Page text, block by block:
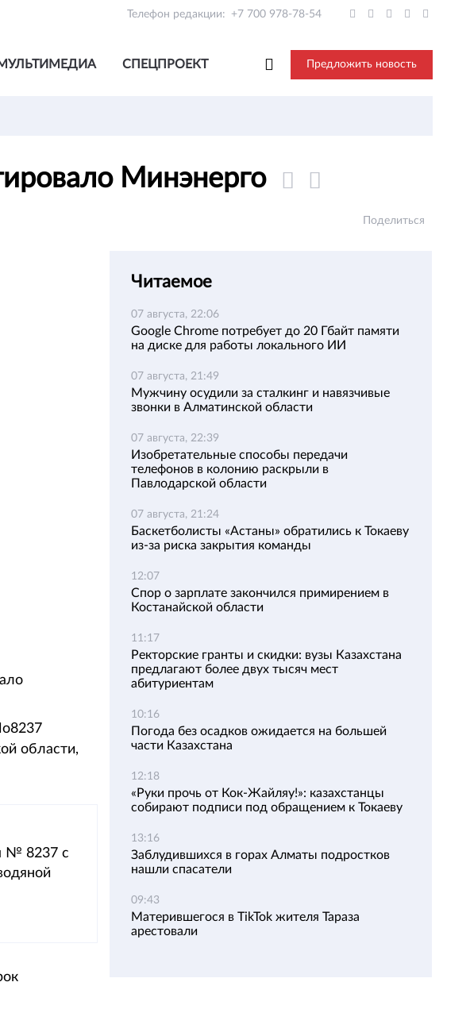
Телефон редакции: +7 700 978-78-54
СПЕЦПРОЕКТ Предложить новость
Минэнерго
Поделиться
области,
№ 8237 с
Читаемое
07 августа, 22:06
Google Chrome потребует до 20 Гбайт памяти
на диске для работы локального ИИ
07 августа, 21:49
Мужчину осудили за сталкинг и навязчивые
звонки в Алматинской области
07 августа, 22:39
Изобретательные способы передачи
телефонов в колонию раскрыли в
Павлодарской области
07 августа, 21:24
Баскетболисты «Астаны» обратились к Токаеву
из-за риска закрытия команды
12:07
Спор о зарплате закончился примирением в
Костанайской области
11:17
Ректорские гранты и скидки: вузы Казахстана
предлагают более двух тысяч мест
абитуриентам
10:16
Погода без осадков ожидается на большей
части Казахстана
12:18
«Руки прочь от Кок-Жайляу!»: казахстанцы
собирают подписи под обращением к Токаеву
13:16
Заблудившихся в горах Алматы подростков
нашли спасатели
09:43
Матерившегося в TikTok жителя Тараза
арестовали